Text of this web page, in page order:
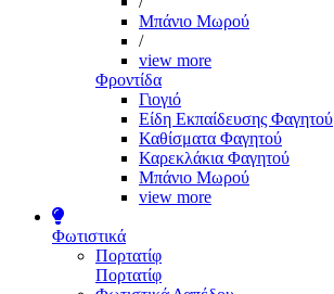
Μπάνιο Μωρού
/
view more
Φροντίδα
Γιογιό
Είδη Εκπαίδευσης Φαγητού
Καθίσματα Φαγητού
Καρεκλάκια Φαγητού
Μπάνιο Μωρού
view more
Φωτιστικά
Πορτατίφ
Πορτατίφ